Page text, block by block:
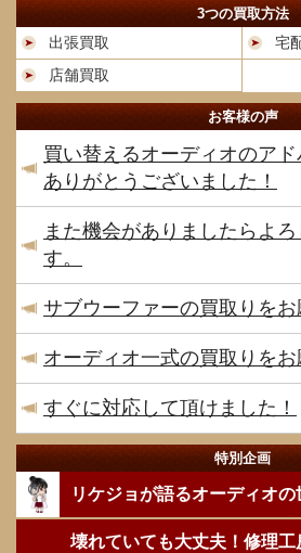
3つの買取方法
出張買取
宅
店舗買取
お客様の声
買い替えるオーディオのアド
ありがとうございました！
また機会がありましたらよ
す。
サブウーファーの買取りを
オーディオ一式の買取りを
すぐに対応して頂けました！
特別企画
リケジョが語るオーディオの
壊れていても大丈夫！修理工